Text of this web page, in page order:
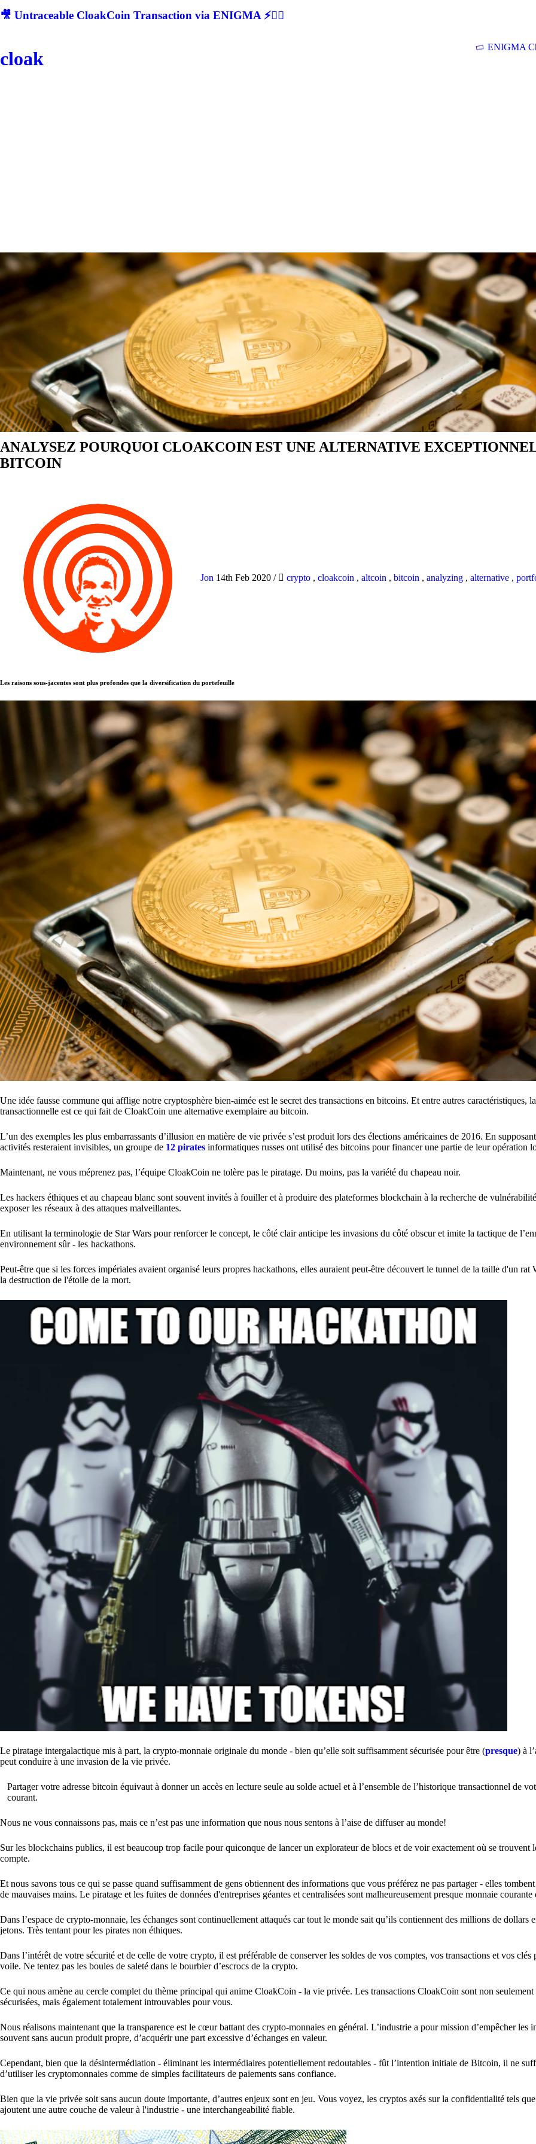
🎥 Untraceable CloakCoin Transaction via ENIGMA ⚡🕵‍♂
cloak
ENIGMA
ANALYSEZ POURQUOI CLOAKCOIN EST UNE ALTERNATIVE
BITCOIN
Jon 14th Feb 2020 / crypto , cloakcoin , altcoin , bitcoin , analyzing , alternative ,
Les raisons sous-jacentes sont plus profondes que la diversification du portefeuille
Une idée fausse commune qui afflige notre cryptosphère bien-aimée est le secret des transactions en bitcoins. Et entre autres caractéristiques,
transactionnelle est ce qui fait de CloakCoin une alternative exemplaire au bitcoin.
L’un des exemples les plus embarrassants d’illusion en matière de vie privée s’est produit lors des élections américaines de 2016. En
activités resteraient invisibles, un groupe de 12 pirates informatiques russes ont utilisé des bitcoins pour financer une partie de leur opération
Maintenant, ne vous méprenez pas, l’équipe CloakCoin ne tolère pas le piratage. Du moins, pas la variété du chapeau noir.
Les hackers éthiques et au chapeau blanc sont souvent invités à fouiller et à produire des plateformes blockchain à la recherche de
exposer les réseaux à des attaques malveillantes.
En utilisant la terminologie de Star Wars pour renforcer le concept, le côté clair anticipe les invasions du côté obscur et imite la tactique de
environnement sûr - les hackathons.
Peut-être que si les forces impériales avaient organisé leurs propres hackathons, elles auraient peut-être découvert le tunnel de la taille d'un rat
la destruction de l'étoile de la mort.
Le piratage intergalactique mis à part, la crypto-monnaie originale du monde - bien qu’elle soit suffisamment sécurisée pour être (presque) à
peut conduire à une invasion de la vie privée.
Partager votre adresse bitcoin équivaut à donner un accès en lecture seule au solde actuel et à l’ensemble de l’historique transactionnel de
courant.
Nous ne vous connaissons pas, mais ce n’est pas une information que nous nous sentons à l’aise de diffuser au monde!
Sur les blockchains publics, il est beaucoup trop facile pour quiconque de lancer un explorateur de blocs et de voir exactement où se trouvent
compte.
Et nous savons tous ce qui se passe quand suffisamment de gens obtiennent des informations que vous préférez ne pas partager - elles
de mauvaises mains. Le piratage et les fuites de données d'entreprises géantes et centralisées sont malheureusement presque monnaie courante
Dans l’espace de crypto-monnaie, les échanges sont continuellement attaqués car tout le monde sait qu’ils contiennent des millions de dollars
jetons. Très tentant pour les pirates non éthiques.
Dans l’intérêt de votre sécurité et de celle de votre crypto, il est préférable de conserver les soldes de vos comptes, vos transactions et vos clés
voile. Ne tentez pas les boules de saleté dans le bourbier d’escrocs de la crypto.
Ce qui nous amène au cercle complet du thème principal qui anime CloakCoin - la vie privée. Les transactions CloakCoin sont non seulement
sécurisées, mais également totalement introuvables pour vous.
Nous réalisons maintenant que la transparence est le cœur battant des crypto-monnaies en général. L’industrie a pour mission d’empêcher les
souvent sans aucun produit propre, d’acquérir une part excessive d’échanges en valeur.
Cependant, bien que la désintermédiation - éliminant les intermédiaires potentiellement redoutables - fût l’intention initiale de Bitcoin, il ne
d’utiliser les cryptomonnaies comme de simples facilitateurs de paiements sans confiance.
Bien que la vie privée soit sans aucun doute importante, d’autres enjeux sont en jeu. Vous voyez, les cryptos axés sur la confidentialité tels
ajoutent une autre couche de valeur à l'industrie - une interchangeabilité fiable.